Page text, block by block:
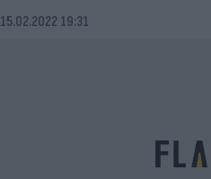
15.02.2022 19:31